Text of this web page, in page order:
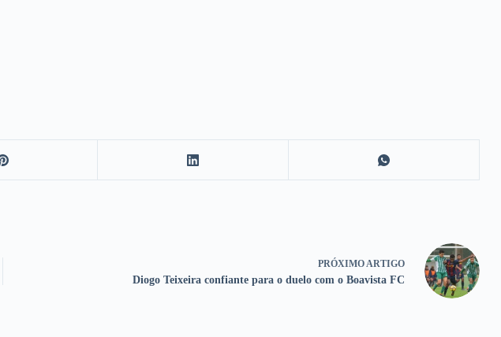
PRÓXIMO ARTIGO
Diogo Teixeira confiante para o duelo com o Boavista FC